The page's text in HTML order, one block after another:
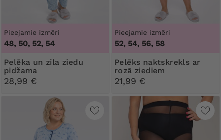
Pieejamie izmēri
48, 50, 52, 54
Pelēka un zila ziedu
pidžama
28,99 €
Pieejamie izmēri
52, 54, 56, 58
Pelēks naktskrekls ar
rozā ziediem
21,99 €